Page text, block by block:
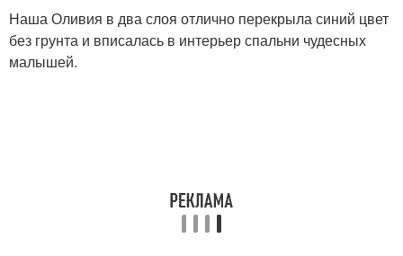
Наша Оливия в два слоя отлично перекрыла синий цвет
без грунта и вписалась в интерьер спальни чудесных
малышей.